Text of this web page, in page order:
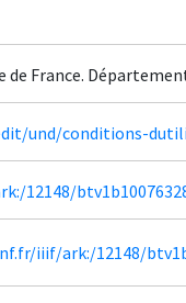
France.
und/conditions-
12148/
iiif/ark:/12148/